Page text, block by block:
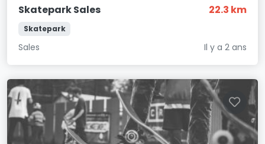
Skatepark Sales 22.3 km
Skatepark
Sales Il y a 2 ans